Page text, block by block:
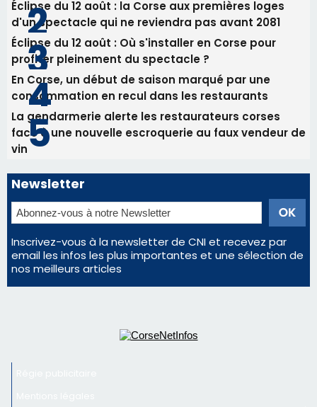
Éclipse du 12 août : la Corse aux premières loges
d'un spectacle qui ne reviendra pas avant 2081
Éclipse du 12 août : Où s'installer en Corse pour
profiter pleinement du spectacle ?
En Corse, un début de saison marqué par une
consommation en recul dans les restaurants
La gendarmerie alerte les restaurateurs corses
face à une nouvelle escroquerie au faux vendeur de
vin
Newsletter
Inscrivez-vous à la newsletter de CNI et recevez par
email les infos les plus importantes et une sélection de
nos meilleurs articles